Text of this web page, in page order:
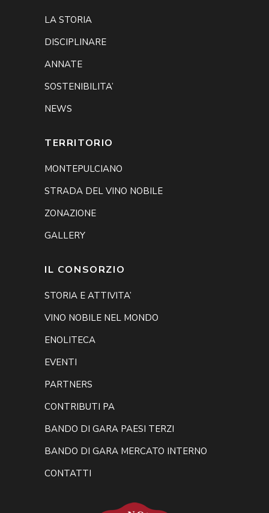
LA STORIA
DISCIPLINARE
ANNATE
SOSTENIBILITA’
NEWS
TERRITORIO
MONTEPULCIANO
STRADA DEL VINO NOBILE
ZONAZIONE
GALLERY
IL CONSORZIO
STORIA E ATTIVITA’
VINO NOBILE NEL MONDO
ENOLITECA
EVENTI
PARTNERS
CONTRIBUTI PA
BANDO DI GARA PAESI TERZI
BANDO DI GARA MERCATO INTERNO
CONTATTI